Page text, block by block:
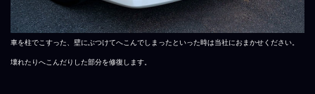
車を柱でこすった、壁にぶつけてへこんでしまったといった時は当社におまかせください。
壊れたりへこんだりした部分を修復します。